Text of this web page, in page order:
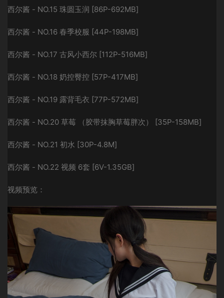
西尔酱 - NO.15 珠圆玉润 [86P-692MB]
西尔酱 - NO.16 春季校服 [44P-198MB]
西尔酱 - NO.17 古风小西尔 [112P-516MB]
西尔酱 - NO.18 奶控臀控 [57P-417MB]
西尔酱 - NO.19 露背毛衣 [77P-572MB]
西尔酱 - NO.20 草莓 （胶带抹胸草莓胖次） [35P-158MB]
西尔酱 - NO.21 初水 [30P-4.8M]
西尔酱 - NO.22 视频 6套 [6V-1.35GB]
视频预览：